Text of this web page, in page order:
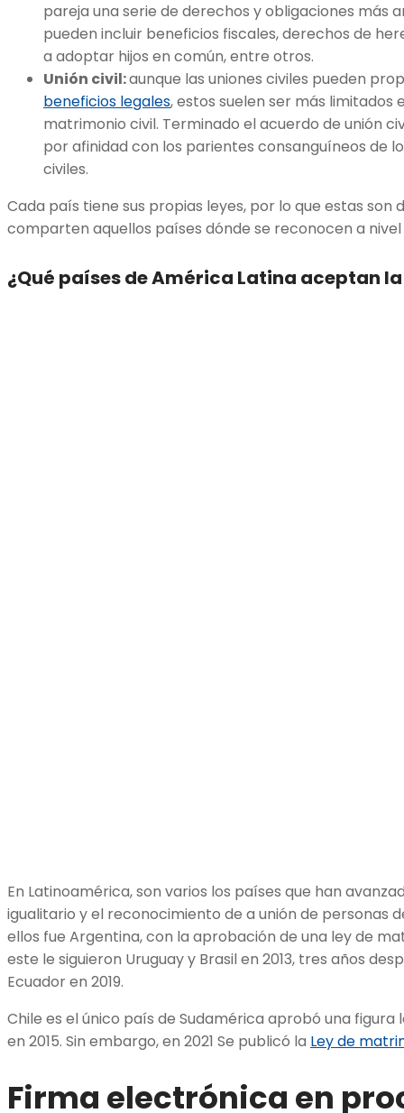
pareja una serie de derechos y obligaciones más
pueden incluir beneficios fiscales, derechos de
a adoptar hijos en común, entre otros.
Unión civil:aunque las uniones civiles pueden
beneficios legales, estos suelen ser más
matrimonio civil. Terminado el acuerdo de unión
por afinidad con los parientes consanguíneos de
civiles.
Cada país tiene sus propias leyes, por lo que estas son
comparten aquellos países dónde se reconocen a nivel
¿Qué países de América Latina aceptan
En Latinoamérica, son varios los países que han
igualitario y el reconocimiento de a unión de personas
ellos fue Argentina, con la aprobación de una ley de
este le siguieron Uruguay y Brasil en 2013, tres años
Ecuador en 2019.
Chile es el único país de Sudamérica aprobó una figura
en 2015. Sin embargo, en 2021 Se publicó la Ley de
Firma electrónica en